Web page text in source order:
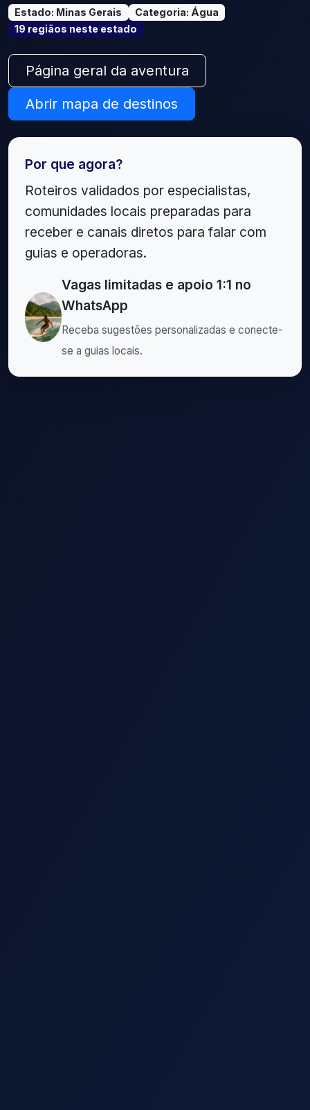
Estado: Minas Gerais Categoria: Água
19 regiãos neste estado
Página geral da aventura
Abrir mapa de destinos
Por que agora?
Roteiros validados por especialistas,
comunidades locais preparadas para
receber e canais diretos para falar com
guias e operadoras.
Vagas limitadas e apoio 1:1 no
WhatsApp
Receba sugestões personalizadas e conecte-
se a guias locais.